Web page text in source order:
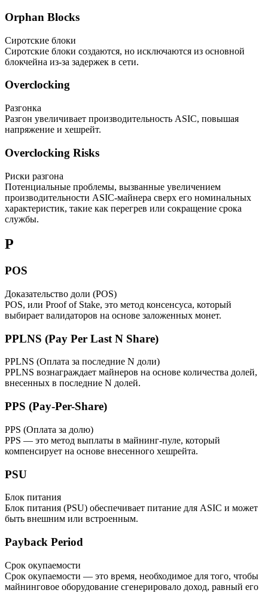
Orphan Blocks
Сиротские блоки
Сиротские блоки создаются, но исключаются из основной
блокчейна из-за задержек в сети.
Overclocking
Разгонка
Разгон увеличивает производительность ASIC, повышая
напряжение и хешрейт.
Overclocking Risks
Риски разгона
Потенциальные проблемы, вызванные увеличением
производительности ASIC-майнера сверх его номинальных
характеристик, такие как перегрев или сокращение срока
службы.
P
POS
Доказательство доли (POS)
POS, или Proof of Stake, это метод консенсуса, который
выбирает валидаторов на основе заложенных монет.
PPLNS (Pay Per Last N Share)
PPLNS (Оплата за последние N доли)
PPLNS вознаграждает майнеров на основе количества долей,
внесенных в последние N долей.
PPS (Pay-Per-Share)
PPS (Оплата за долю)
PPS — это метод выплаты в майнинг-пуле, который
компенсирует на основе внесенного хешрейта.
PSU
Блок питания
Блок питания (PSU) обеспечивает питание для ASIC и может
быть внешним или встроенным.
Payback Period
Срок окупаемости
Срок окупаемости — это время, необходимое для того, чтобы
майнинговое оборудование сгенерировало доход, равный его